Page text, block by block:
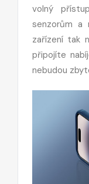
volný
senzorům a
zařízení tak
připojíte
nebudou